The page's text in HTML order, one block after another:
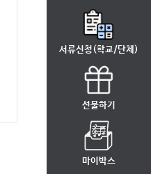
서류신청(학교/단체)
선물하기
마이박스